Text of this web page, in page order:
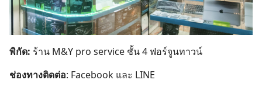
พิกัด: ร้าน M&Y pro service ชั้น 4 ฟอร์จูนทาวน์
ช่องทางติดต่อ: Facebook และ LINE